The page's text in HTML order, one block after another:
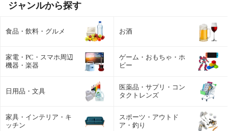
ジャンルから探す
食品・飲料・グルメ お酒
家電・PC・スマホ周辺
機器・楽器
ゲーム・おもちゃ・ホ
ビー
日用品・文具
医薬品・サプリ・コン
タクトレンズ
家具・インテリア・キ
ッチン
スポーツ・アウトド
ア・釣り